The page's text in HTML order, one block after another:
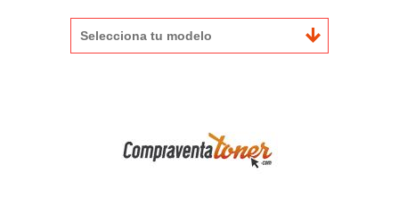
Selecciona tu modelo